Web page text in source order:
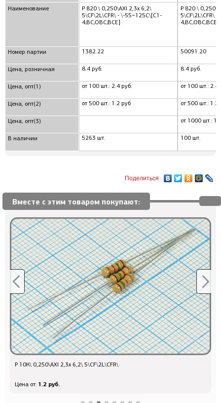
Наименование
Номер партии
Цена, розничная
Цена, опт(1)
Цена, опт(2)
Цена, опт(3)
В наличии
Р 820 \ 0,250\AXI 2,3x 6,2\
5\CF\2L\CFR\ - \-55~125C\[С1-
4;ВС;ОВС;ВСЕ]
1382.22
8.4 руб.
от 100 шт.: 2.4 руб.
от 500 шт.: 1.2 руб
5263 шт.
Р 820 \
5\CF\2L\CFR\
4;ВС;ОВС;ВСЕ]
50091.20
8.4 руб.
от 100 шт.: 2.4
от 500 шт.: 1.2
от 1000 шт.:
100 шт.
Поделиться
Вместе с этим товаром покупают:
Р 10К\ 0,250\AXI 2,3x 6,2\ 5\CF\2L\CFR\
Цена от: 1.2 руб.